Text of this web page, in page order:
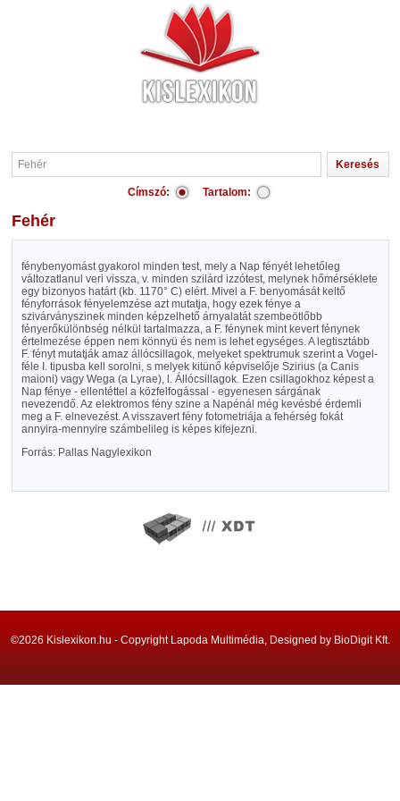
Címszó: Tartalom:
Fehér
fénybenyomást gyakorol minden test, mely a Nap fényét lehetőleg
változatlanul veri vissza, v. minden szilárd izzótest, melynek hőmérséklete
egy bizonyos határt (kb. 1170° C) elért. Mivel a F. benyomását keltő
fényforrások fényelemzése azt mutatja, hogy ezek fénye a
szivárványszinek minden képzelhető árnyalatát szembeötlőbb
fényerőkülönbség nélkül tartalmazza, a F. fénynek mint kevert fénynek
értelmezése éppen nem könnyü és nem is lehet egységes. A legtisztább
F. fényt mutatják amaz állócsillagok, melyeket spektrumuk szerint a Vogel-
féle I. tipusba kell sorolni, s melyek kitünő képviselője Szirius (aCanis
maioni) vagy Wega (aLyrae), l. Állócsillagok. Ezen csillagokhoz képest a
Nap fénye - ellentéttel a közfelfogással - egyenesen sárgának
nevezendő. Az elektromos fény szine a Napénál még kevésbé érdemli
meg a F. elnevezést. A visszavert fény fotometriája a fehérség fokát
annyira-mennyire számbelileg is képes kifejezni.
Forrás: Pallas Nagylexikon
©2026 Kislexikon.hu - Copyright Lapoda Multimédia, Designed by BioDigit Kft.